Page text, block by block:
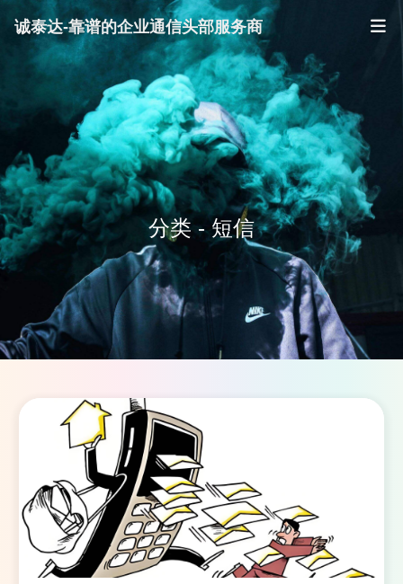
诚泰达-靠谱的企业通信头部服务商
分类 - 短信